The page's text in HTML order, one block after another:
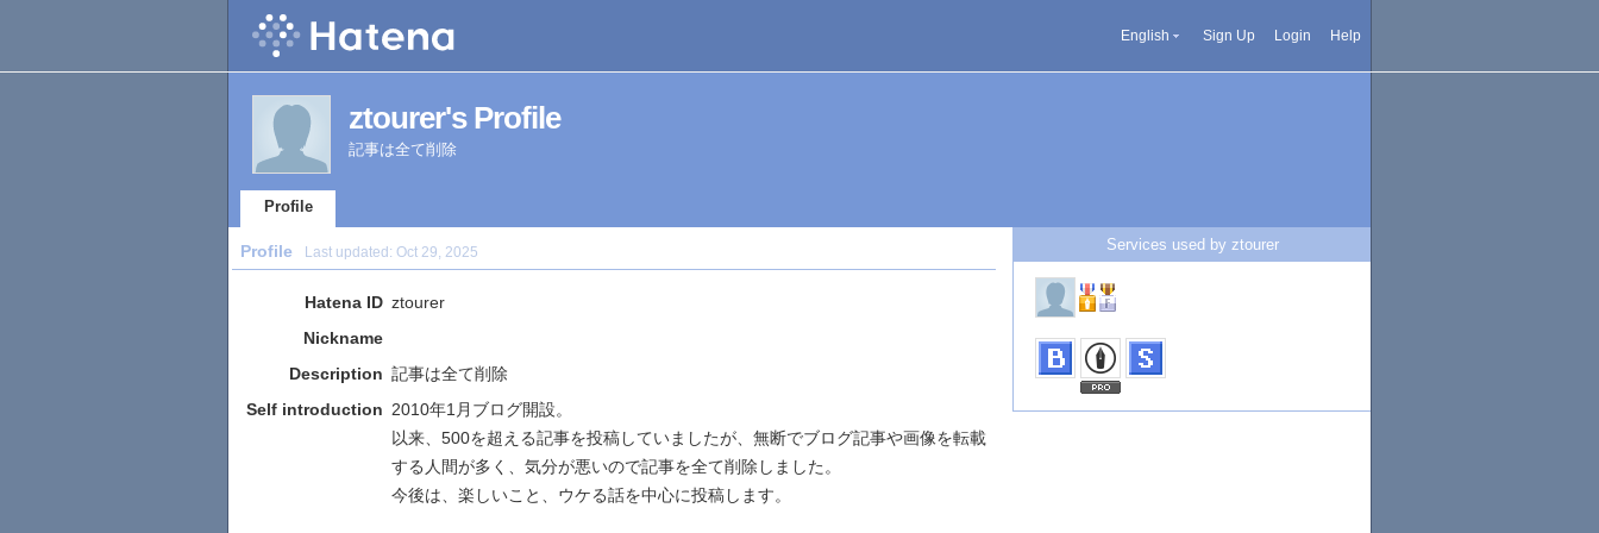
English Sign Up Login Help
ztourer's Profile
記事は全て削除
Profile
Profile Last updated: Oct 29, 2025
Hatena ID ztourer
Nickname
Description 記事は全て削除
Self introduction 2010年1月ブログ開設。
以来、500を超える記事を投稿していましたが、無断でブログ記事や画像を転載
する人間が多く、気分が悪いので記事を全て削除しました。
今後は、楽しいこと、ウケる話を中心に投稿します。
Services used by ztourer